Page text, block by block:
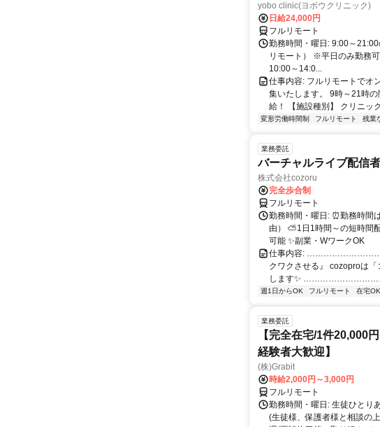
yobo clinic(ヨボウクリニック)
日給24,000円
フルリモート
勤務時間・曜日: 9:00～
リモート） ※平日のみ勤務
10:00～14:0...
仕事内容: フルリモートでオ
集いたします。 9時～21時
給！ 【施設種別】 クリニッ
変形労働時間制 フルリモート 残業
業務委託
バーチャルライブ配信
株式会社cozoru
完全歩合制
フルリモート
勤務時間・曜日: ⏰勤務時間
由） ⛅1日1時間～の短時間
可能 ✨副業・WワークOK
仕事内容:
クワクさせる』 cozoproは
します✨
週1日からOK フルリモート 在宅OK
業務委託
【完全在宅/1件20,000
経験者大歓迎】
(株)Grabit
時給2,000円～3,000円
フルリモート
勤務時間・曜日: 生徒ひとり
(生徒様、保護者様と相談の